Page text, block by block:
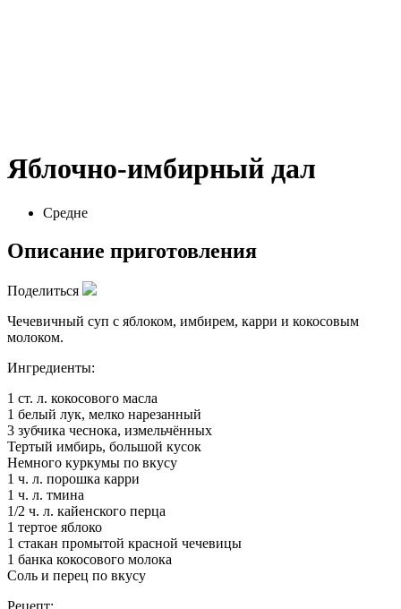
Яблочно-имбирный дал
Средне
Описание приготовления
Поделиться
Чечевичный суп с яблоком, имбирем, карри и кокосовым
молоком.
Ингредиенты:
1 ст. л. кокосового масла
1 белый лук, мелко нарезанный
3 зубчика чеснока, измельчённых
Тертый имбирь, большой кусок
Немного куркумы по вкусу
1 ч. л. порошка карри
1 ч. л. тмина
1/2 ч. л. кайенского перца
1 тертое яблоко
1 стакан промытой красной чечевицы
1 банка кокосового молока
Соль и перец по вкусу
Рецепт: